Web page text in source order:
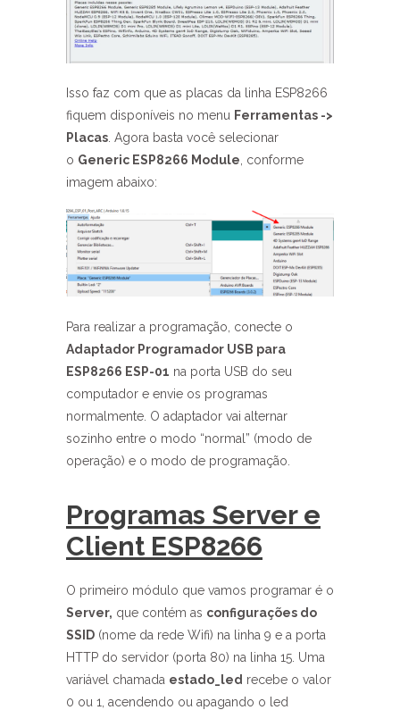
Isso faz com que as placas da linha ESP8266
fiquem disponíveis no menu Ferramentas ->
Placas . Agora basta você selecionar
o Generic ESP8266 Module , conforme
imagem abaixo:
Para realizar a programação, conecte o
Adaptador Programador USB para
ESP8266 ESP-01 na porta USB do seu
computador e envie os programas
normalmente. O adaptador vai alternar
sozinho entre o modo “normal” (modo de
operação) e o modo de programação.
Programas Server e
Client ESP8266
O primeiro módulo que vamos programar é o
Server, que contém as configurações do
SSID (nome da rede Wifi) na linha 9 e a porta
HTTP do servidor (porta 80) na linha 15. Uma
variável chamada estado_led recebe o valor
0 ou 1, acendendo ou apagando o led